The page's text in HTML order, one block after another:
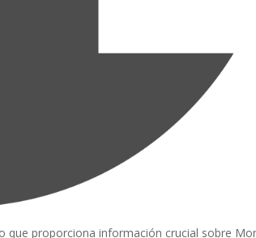
que proporciona información crucial sobre